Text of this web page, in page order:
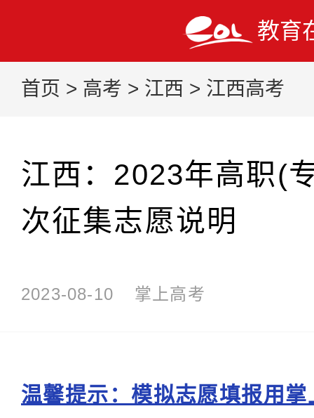
教育
首页 > 高考 > 江西 > 江西高考
江西：2023年高职(
次征集志愿说明
2023-08-10 掌上高考
温馨提示：模拟志愿填报用